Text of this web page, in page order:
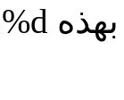
%d